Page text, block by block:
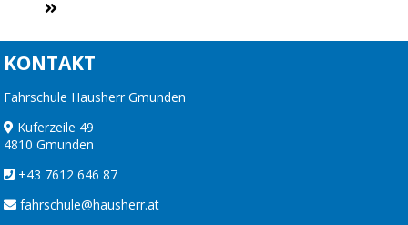
KONTAKT
Fahrschule Hausherr Gmunden
Kuferzeile 49
4810 Gmunden
+43 7612 646 87
fahrschule@hausherr.at